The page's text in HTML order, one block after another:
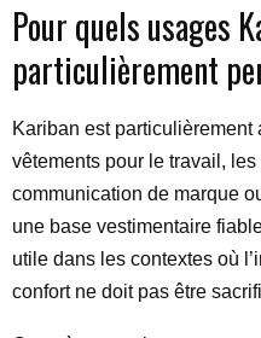
Pour quels usages
particulièrement
Kariban est
vêtements pour le travail,
communication de marque
une base vestimentaire
utile dans les contextes où
confort ne doit pas être